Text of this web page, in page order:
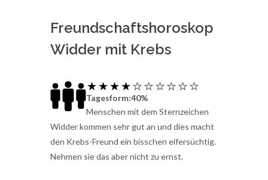
Freundschaftshoroskop
Widder mit Krebs
Tagesform:40%
Menschen mit dem Sternzeichen
Widder kommen sehr gut an und dies macht
den Krebs-Freund ein bisschen eifersüchtig.
Nehmen sie das aber nicht zu ernst.